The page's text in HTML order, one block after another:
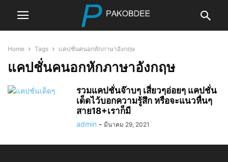
Home Tags แคปชั่นคนอกหักภาษาอังกฤษ
แคปชั่นคนอกหักภาษาอังกฤษ
รวมแคปชั่นจ๊าบๆ เสี่ยวๆอ่อยๆ แคปชั่น
เด็ดไว้บอกความรู้สึก หรือจะแนวหื่นๆ
สาย18+เราก็มี
admin - มีนาคม 29, 2021